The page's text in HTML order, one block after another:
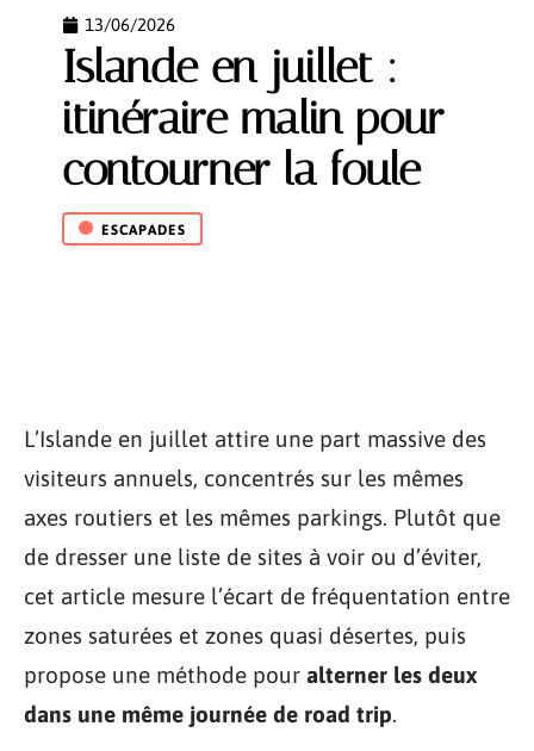
13/06/2026
Islande en juillet :
itinéraire malin pour
contourner la foule
ESCAPADES
L’Islande en juillet attire une part massive des
visiteurs annuels, concentrés sur les mêmes
axes routiers et les mêmes parkings. Plutôt que
de dresser une liste de sites à voir ou d’éviter,
cet article mesure l’écart de fréquentation entre
zones saturées et zones quasi désertes, puis
propose une méthode pour alterner les deux
dans une même journée de road trip.